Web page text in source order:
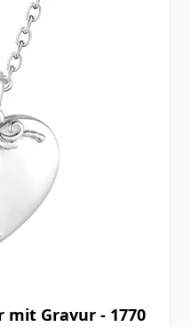
mit Gravur - 1770